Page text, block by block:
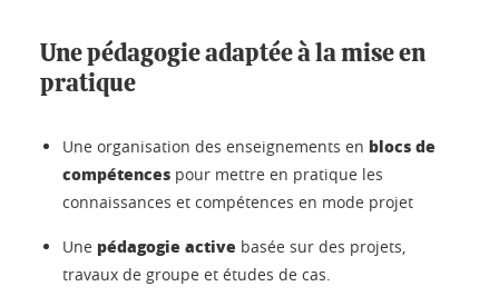
Une pédagogie adaptée à la mise en
pratique
Une organisation des enseignements en blocs de
compétences pour mettre en pratique les
connaissances et compétences en mode projet
Une pédagogie active basée sur des projets,
travaux de groupe et études de cas.